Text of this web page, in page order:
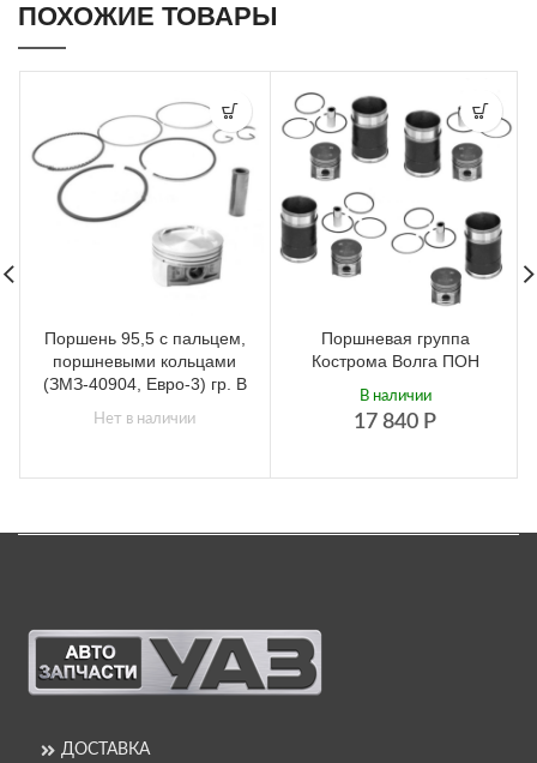
ПОХОЖИЕ ТОВАРЫ
Поршень 95,5 с пальцем,
поршневыми кольцами
(ЗМЗ-40904, Евро-3) гр. В
Нет в наличии
Поршневая группа
Кострома Волга ПОН
17 840 Р
В наличии
ДОСТАВКА